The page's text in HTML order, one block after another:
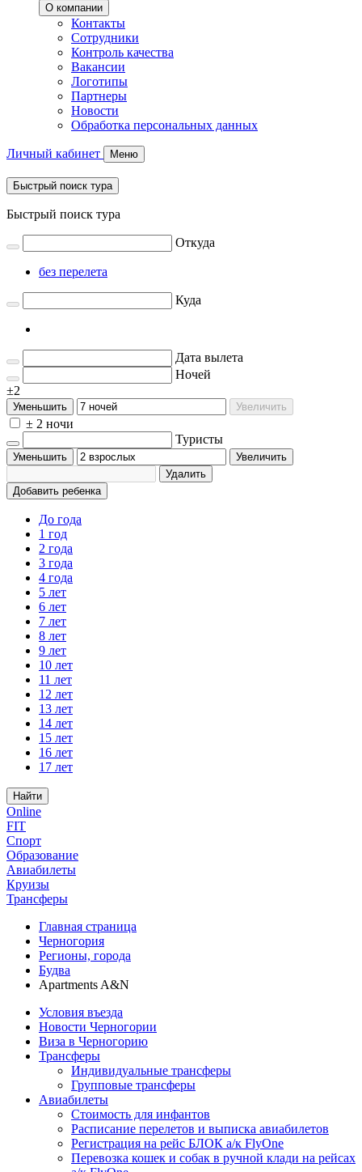
О компании
Контакты
Сотрудники
Контроль качества
Вакансии
Логотипы
Партнеры
Новости
Обработка персональных данных
Личный кабинет Меню
Быстрый поиск тура
Быстрый поиск тура
Откуда
без перелета
Куда
Дата вылета
Ночей
±2
Уменьшить Увеличить
± 2 ночи
Туристы
Уменьшить
Увеличить
Удалить
Добавить ребенка
До года
1 год
2 года
3 года
4 года
5 лет
6 лет
7 лет
8 лет
9 лет
10 лет
11 лет
12 лет
13 лет
14 лет
15 лет
16 лет
17 лет
Найти
Online
FIT
Спорт
Образование
Авиабилеты
Круизы
Трансферы
Главная страница
Черногория
Регионы, города
Будва
Apartments A&N
Условия въезда
Новости Черногории
Виза в Черногорию
Трансферы
Индивидуальные трансферы
Групповые трансферы
Авиабилеты
Стоимость для инфантов
Расписание перелетов и выписка авиабилетов
Регистрация на рейс БЛОК а/к FlyOne
Перевозка кошек и собак в ручной клади на рейсах